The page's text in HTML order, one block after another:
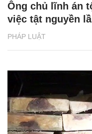
PHÁP LUẬT
Ông chủ lĩnh án
việc tật nguyền